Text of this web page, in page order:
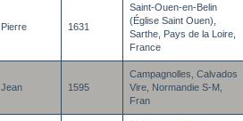
Pierre 1631
Saint-Ouen-en-Belin
(Église Saint Ouen),
Sarthe, Pays de la Loire,
France
Jean 1595
Campagnolles, Calvados
Vire, Normandie S-M,
Fran